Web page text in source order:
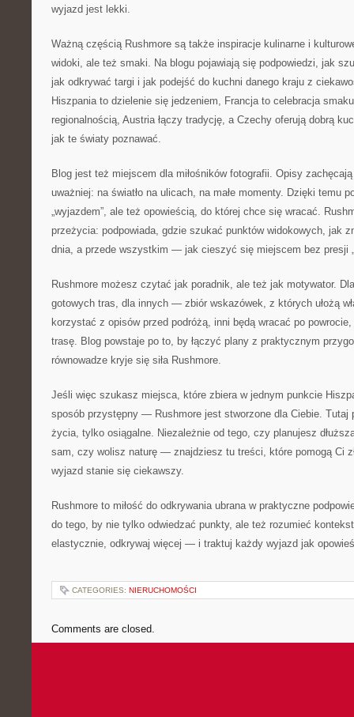
wyjazd jest lekki.
Ważną częścią Rushmore są także inspiracje kulinarne i
widoki, ale też smaki. Na blogu pojawiają się podpowiedzi, jak
jak odkrywać targi i jak podejść do kuchni danego kraju z
Hiszpania to dzielenie się jedzeniem, Francja to celebracja
regionalnością, Austria łączy tradycję, a Czechy oferują dobrą
jak te światy poznawać.
Blog jest też miejscem dla miłośników fotografii. Opisy
uważniej: na światło na ulicach, na małe momenty. Dzięki temu
„wyjazdem”, ale też opowieścią, do której chce się wracać.
przeżycia: podpowiada, gdzie szukać punktów widokowych, jak
dnia, a przede wszystkim — jak cieszyć się miejscem bez presji
Rushmore możesz czytać jak poradnik, ale też jak motywator.
gotowych tras, dla innych — zbiór wskazówek, z których ułożą
korzystać z opisów przed podróżą, inni będą wracać po
trasę. Blog powstaje po to, by łączyć plany z praktycznym
równowadze kryje się siła Rushmore.
Jeśli więc szukasz miejsca, które zbiera w jednym punkcie
sposób przystępny — Rushmore jest stworzone dla Ciebie. Tutaj
życia, tylko osiągalne. Niezależnie od tego, czy planujesz
sam, czy wolisz naturę — znajdziesz tu treści, które pomogą Ci
wyjazd stanie się ciekawszy.
Rushmore to miłość do odkrywania ubrana w praktyczne
do tego, by nie tylko odwiedzać punkty, ale też rozumieć
elastycznie, odkrywaj więcej — i traktuj każdy wyjazd jak
CATEGORIES: NIERUCHOMOŚCI
Comments are closed.